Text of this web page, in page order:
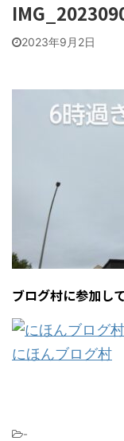
2023年9月2日
ブログ村に参加し
にほんブログ村
-